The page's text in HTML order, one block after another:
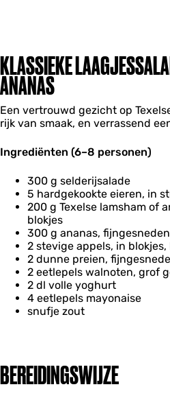
KLASSIEKE
ANANAS
Een vertrouwd gezicht op
rijk van smaak, en verrassend
Ingrediënten (6–8 personen)
300 g selderijsalade
5 hardgekookte eieren, in
200 g Texelse lamsham of
blokjes
300 g ananas,
2 stevige appels, in
2 dunne preien,
2 eetlepels walnoten, grof
2 dl volle yoghurt
4 eetlepels mayonaise
snufje zout
BEREIDINGSWIJZE